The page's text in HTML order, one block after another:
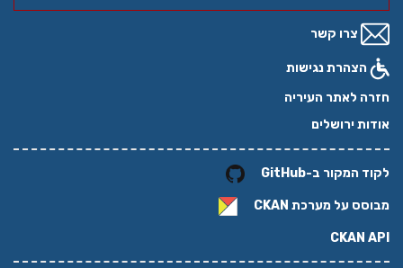
צרו קשר
הצהרת נגישות
חזרה לאתר העיריה
אודות ירושלים
לקוד המקור ב-GitHub
מבוסס על מערכת CKAN
CKAN API